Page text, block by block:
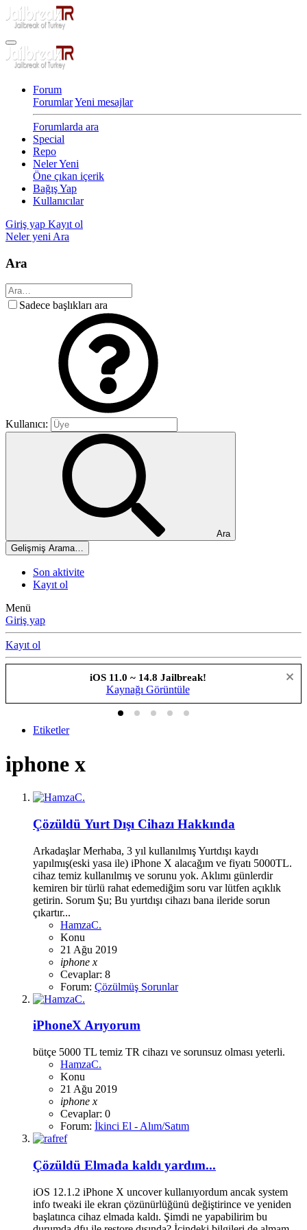
Forum
ForumlarYeni mesajlar
Forumlarda ara
Special
Repo
Neler Yeni
Öne çıkan içerik
Bağış Yap
Kullanıcılar
Giriş yap Kayıt ol
Neler yeni Ara
Ara
Sadece başlıkları ara
Kullanıcı:
Ara
Gelişmiş Arama…
Son aktivite
Kayıt ol
Menü
Giriş yap
Kayıt ol
iOS 11.0 ~ 14.8 Jailbreak!
Kaynağı Görüntüle
Etiketler
iphone x
Çözüldü Yurt Dışı Cihazı Hakkında
Arkadaşlar Merhaba, 3 yıl kullanılmış Yurtdışı kaydı
yapılmış(eski yasa ile) iPhone X alacağım ve fiyatı 5000TL.
cihaz temiz kullanılmış ve sorunu yok. Aklımı günlerdir
kemiren bir türlü rahat edemediğim soru var lütfen açıklık
getirin. Sorum Şu; Bu yurtdışı cihazı bana ileride sorun
çıkartır...
HamzaC.
Konu
21 Ağu 2019
iphone x
Cevaplar: 8
Forum: Çözülmüş Sorunlar
iPhoneX Arıyorum
bütçe 5000 TL temiz TR cihazı ve sorunsuz olması yeterli.
HamzaC.
Konu
21 Ağu 2019
iphone x
Cevaplar: 0
Forum: İkinci El - Alım/Satım
Çözüldü Elmada kaldı yardım...
iOS 12.1.2 iPhone X uncover kullanıyordum ancak system
info tweaki ile ekran çözünürlüğünü değiştirince ve yeniden
başlatınca cihaz elmada kaldı. Şimdi ne yapabilirim bu